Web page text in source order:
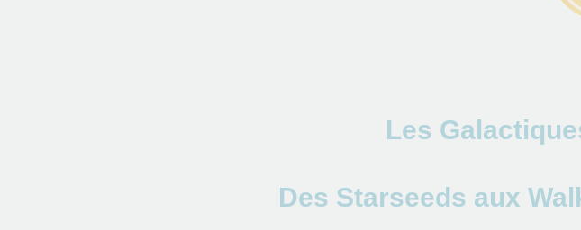
Les
Des Starseeds aux